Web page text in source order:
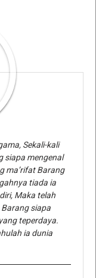
Sekali-kali
siapa mengenal
ma’rifat Barang
tiada ia
Maka telah
siapa
teperdaya.
ia dunia